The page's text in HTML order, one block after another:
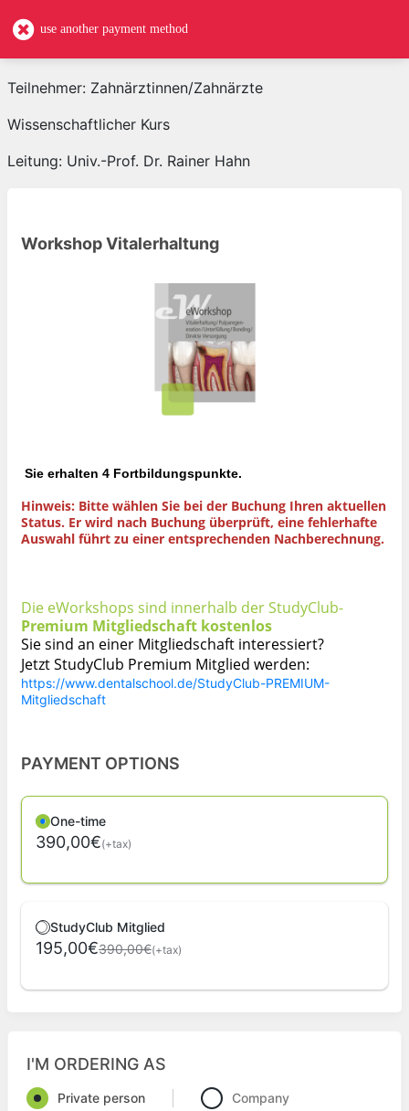
Teilnehmer: Zahnärztinnen/Zahnärzte
Wissenschaftlicher Kurs
Leitung: Univ.-Prof. Dr. Rainer Hahn
Workshop Vitalerhaltung
Sie erhalten 4 Fortbildungspunkte.
Hinweis: Bitte wählen Sie bei der Buchung Ihren aktuellen
Status. Er wird nach Buchung überprüft, eine fehlerhafte
Auswahl führt zu einer entsprechenden Nachberechnung.
Die eWorkshops sind innerhalb der StudyClub-
Premium Mitgliedschaft kostenlos
Sie sind an einer Mitgliedschaft interessiert?
Jetzt StudyClub Premium Mitglied werden:
https://www.dentalschool.de/StudyClub-PREMIUM-
Mitgliedschaft
PAYMENT OPTIONS
One-time
390,00€(+tax)
StudyClub Mitglied
195,00€390,00€(+tax)
I'M ORDERING AS
Private person Company
use another payment method